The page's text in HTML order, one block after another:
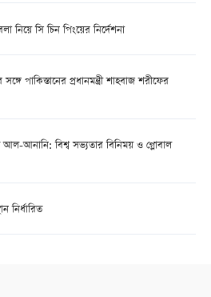
নিয়ে সি চিন পিংয়ের নির্দেশনা
পাকিস্তানের প্রধানমন্ত্রী শাহবাজ শরীফের
আনানি: বিশ্ব সভ্যতার বিনিময় ও গ্লোবাল
নির্ধারিত